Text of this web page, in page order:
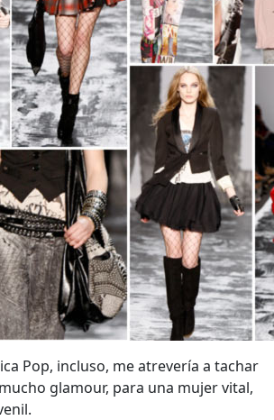
Pop, incluso, me atrevería a tachar
glamour, para una mujer vital,